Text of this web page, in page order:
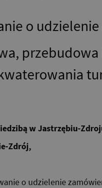
o
w Jastrzębiu-
Zdrój,
o udzielenie